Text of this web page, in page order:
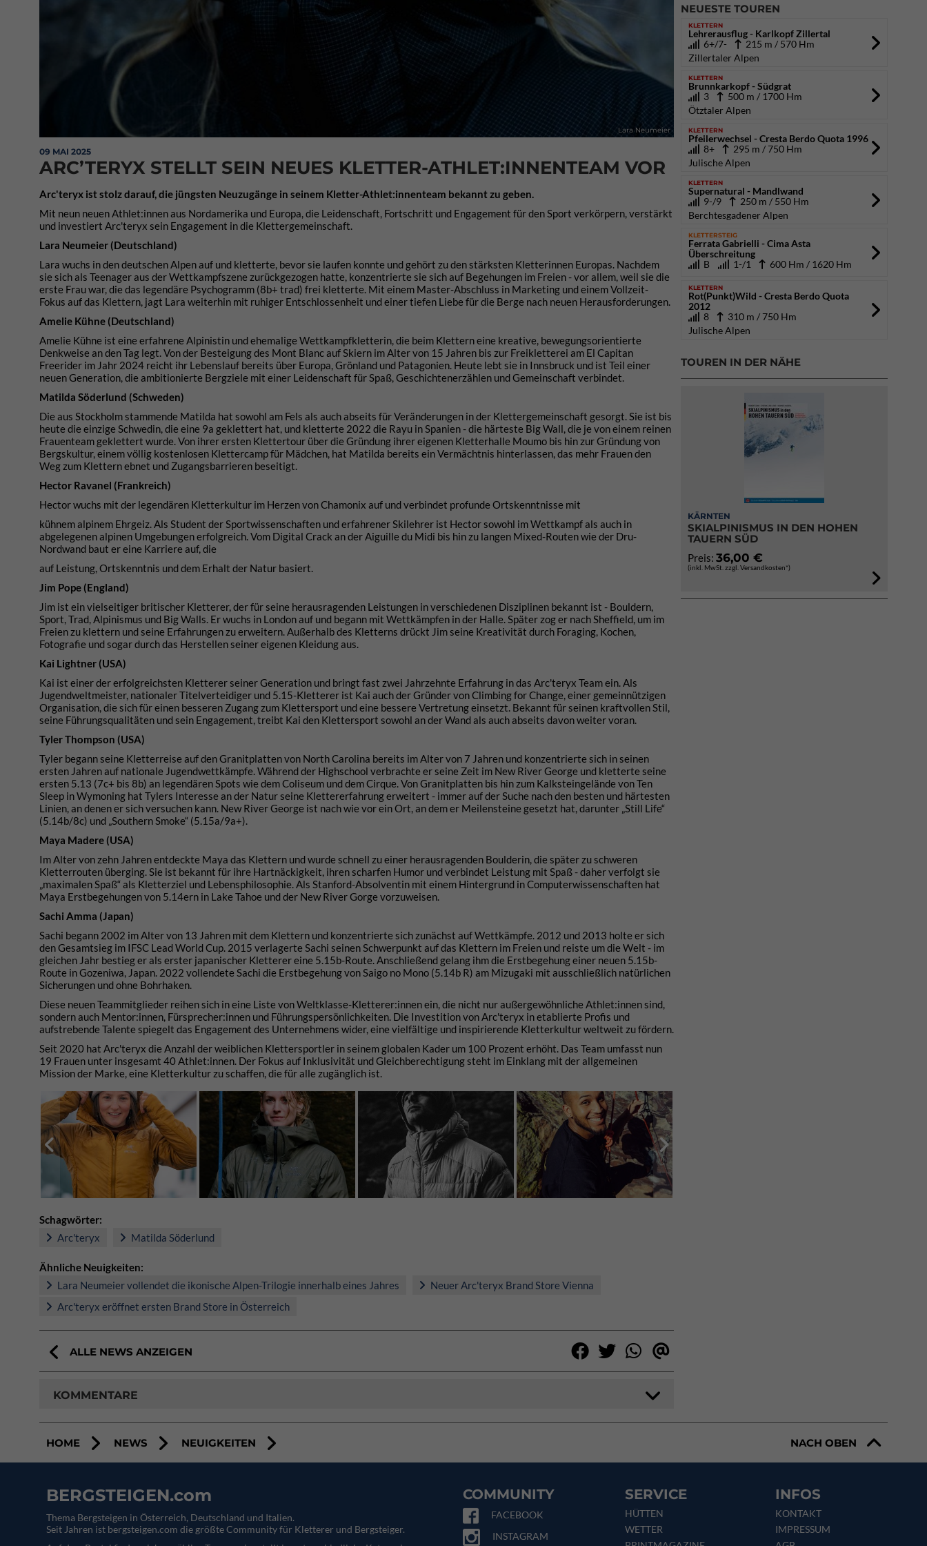
Lara Neumeier
09 MAI 2025
ARC’TERYX STELLT SEIN NEUES KLETTER-ATHLET:INNENTEAM VOR
Arc'teryx ist stolz darauf, die jüngsten Neuzugänge in seinem Kletter-Athlet:innenteam bekannt zu geben.
Mit neun neuen Athlet:innen aus Nordamerika und Europa, die Leidenschaft, Fortschritt und Engagement für den Sport verkörpern, verstärkt
und investiert Arc'teryx sein Engagement in die Klettergemeinschaft.
Lara Neumeier (Deutschland)
Lara wuchs in den deutschen Alpen auf und kletterte, bevor sie laufen konnte und gehört zu den stärksten Kletterinnen Europas. Nachdem
sie sich als Teenager aus der Wettkampfszene zurückgezogen hatte, konzentrierte sie sich auf Begehungen im Freien - vor allem, weil sie die
erste Frau war, die das legendäre Psychogramm (8b+ trad) frei kletterte. Mit einem Master-Abschluss in Marketing und einem Vollzeit-
Fokus auf das Klettern, jagt Lara weiterhin mit ruhiger Entschlossenheit und einer tiefen Liebe für die Berge nach neuen Herausforderungen.
Amelie Kühne (Deutschland)
Amelie Kühne ist eine erfahrene Alpinistin und ehemalige Wettkampfkletterin, die beim Klettern eine kreative, bewegungsorientierte
Denkweise an den Tag legt. Von der Besteigung des Mont Blanc auf Skiern im Alter von 15 Jahren bis zur Freikletterei am El Capitan
Freerider im Jahr 2024 reicht ihr Lebenslauf bereits über Europa, Grönland und Patagonien. Heute lebt sie in Innsbruck und ist Teil einer
neuen Generation, die ambitionierte Bergziele mit einer Leidenschaft für Spaß, Geschichtenerzählen und Gemeinschaft verbindet.
Matilda Söderlund (Schweden)
Die aus Stockholm stammende Matilda hat sowohl am Fels als auch abseits für Veränderungen in der Klettergemeinschaft gesorgt. Sie ist bis
heute die einzige Schwedin, die eine 9a geklettert hat, und kletterte 2022 die Rayu in Spanien - die härteste Big Wall, die je von einem reinen
Frauenteam geklettert wurde. Von ihrer ersten Klettertour über die Gründung ihrer eigenen Kletterhalle Moumo bis hin zur Gründung von
Bergskultur, einem völlig kostenlosen Klettercamp für Mädchen, hat Matilda bereits ein Vermächtnis hinterlassen, das mehr Frauen den
Weg zum Klettern ebnet und Zugangsbarrieren beseitigt.
Hector Ravanel (Frankreich)
Hector wuchs mit der legendären Kletterkultur im Herzen von Chamonix auf und verbindet profunde Ortskenntnisse mit
kühnem alpinem Ehrgeiz. Als Student der Sportwissenschaften und erfahrener Skilehrer ist Hector sowohl im Wettkampf als auch in
abgelegenen alpinen Umgebungen erfolgreich. Vom Digital Crack an der Aiguille du Midi bis hin zu langen Mixed-Routen wie der Dru-
Nordwand baut er eine Karriere auf, die
auf Leistung, Ortskenntnis und dem Erhalt der Natur basiert.
Jim Pope (England)
Jim ist ein vielseitiger britischer Kletterer, der für seine herausragenden Leistungen in verschiedenen Disziplinen bekannt ist - Bouldern,
Sport, Trad, Alpinismus und Big Walls. Er wuchs in London auf und begann mit Wettkämpfen in der Halle. Später zog er nach Sheffield, um im
Freien zu klettern und seine Erfahrungen zu erweitern. Außerhalb des Kletterns drückt Jim seine Kreativität durch Foraging, Kochen,
Fotografie und sogar durch das Herstellen seiner eigenen Kleidung aus.
Kai Lightner (USA)
Kai ist einer der erfolgreichsten Kletterer seiner Generation und bringt fast zwei Jahrzehnte Erfahrung in das Arc'teryx Team ein. Als
Jugendweltmeister, nationaler Titelverteidiger und 5.15-Kletterer ist Kai auch der Gründer von Climbing for Change, einer gemeinnützigen
Organisation, die sich für einen besseren Zugang zum Klettersport und eine bessere Vertretung einsetzt. Bekannt für seinen kraftvollen Stil,
seine Führungsqualitäten und sein Engagement, treibt Kai den Klettersport sowohl an der Wand als auch abseits davon weiter voran.
Tyler Thompson (USA)
Tyler begann seine Kletterreise auf den Granitplatten von North Carolina bereits im Alter von 7 Jahren und konzentrierte sich in seinen
ersten Jahren auf nationale Jugendwettkämpfe. Während der Highschool verbrachte er seine Zeit im New River George und kletterte seine
ersten 5.13 (7c+ bis 8b) an legendären Spots wie dem Coliseum und dem Cirque. Von Granitplatten bis hin zum Kalksteingelände von Ten
Sleep in Wymoning hat Tylers Interesse an der Natur seine Klettererfahrung erweitert - immer auf der Suche nach den besten und härtesten
Linien, an denen er sich versuchen kann. New River George ist nach wie vor ein Ort, an dem er Meilensteine gesetzt hat, darunter „Still Life“
(5.14b/8c) und „Southern Smoke“ (5.15a/9a+).
Maya Madere (USA)
Im Alter von zehn Jahren entdeckte Maya das Klettern und wurde schnell zu einer herausragenden Boulderin, die später zu schweren
Kletterrouten überging. Sie ist bekannt für ihre Hartnäckigkeit, ihren scharfen Humor und verbindet Leistung mit Spaß - daher verfolgt sie
„maximalen Spaß“ als Kletterziel und Lebensphilosophie. Als Stanford-Absolventin mit einem Hintergrund in Computerwissenschaften hat
Maya Erstbegehungen von 5.14ern in Lake Tahoe und der New River Gorge vorzuweisen.
Sachi Amma (Japan)
Sachi begann 2002 im Alter von 13 Jahren mit dem Klettern und konzentrierte sich zunächst auf Wettkämpfe. 2012 und 2013 holte er sich
den Gesamtsieg im IFSC Lead World Cup. 2015 verlagerte Sachi seinen Schwerpunkt auf das Klettern im Freien und reiste um die Welt - im
gleichen Jahr bestieg er als erster japanischer Kletterer eine 5.15b-Route. Anschließend gelang ihm die Erstbegehung einer neuen 5.15b-
Route in Gozeniwa, Japan. 2022 vollendete Sachi die Erstbegehung von Saigo no Mono (5.14b R) am Mizugaki mit ausschließlich natürlichen
Sicherungen und ohne Bohrhaken.
Diese neuen Teammitglieder reihen sich in eine Liste von Weltklasse-Kletterer:innen ein, die nicht nur außergewöhnliche Athlet:innen sind,
sondern auch Mentor:innen, Fürsprecher:innen und Führungspersönlichkeiten. Die Investition von Arc'teryx in etablierte Profis und
aufstrebende Talente spiegelt das Engagement des Unternehmens wider, eine vielfältige und inspirierende Kletterkultur weltweit zu fördern.
Seit 2020 hat Arc'teryx die Anzahl der weiblichen Klettersportler in seinem globalen Kader um 100 Prozent erhöht. Das Team umfasst nun
19 Frauen unter insgesamt 40 Athlet:innen. Der Fokus auf Inklusivität und Gleichberechtigung steht im Einklang mit der allgemeinen
Mission der Marke, eine Kletterkultur zu schaffen, die für alle zugänglich ist.
Schagwörter:
Arc'teryx
Matilda Söderlund
Ähnliche Neuigkeiten:
Lara Neumeier vollendet die ikonische Alpen-Trilogie innerhalb eines Jahres
Neuer Arc'teryx Brand Store Vienna
Arc'teryx eröffnet ersten Brand Store in Österreich
ALLE NEWS ANZEIGEN
KOMMENTARE
NEUESTE TOUREN
KLETTERN
Lehrerausflug - Karlkopf Zillertal
6+/7-
215 m / 570 Hm
Zillertaler Alpen
KLETTERN
Brunnkarkopf - Südgrat
3
500 m / 1700 Hm
Ötztaler Alpen
KLETTERN
Pfeilerwechsel - Cresta Berdo Quota 1996
8+
295 m / 750 Hm
Julische Alpen
KLETTERN
Supernatural - Mandlwand
9-/9
250 m / 550 Hm
Berchtesgadener Alpen
KLETTERSTEIG
Ferrata Gabrielli - Cima Asta
Überschreitung
B
1-/1 600 Hm / 1620 Hm
KLETTERN
Rot(Punkt)Wild - Cresta Berdo Quota
2012
8
310 m / 750 Hm
Julische Alpen
TOUREN IN DER NÄHE
KÄRNTEN
SKIALPINISMUS IN DEN HOHEN
TAUERN SÜD
Preis: 36,00 €
(inkl. MwSt. zzgl. Versandkosten*)
HOME NEWS NEUIGKEITEN NACH OBEN
BERGSTEIGEN.com
Thema Bergsteigen in Österreich, Deutschland und Italien.
Seit Jahren ist bergsteigen.com die größte Community für Kletterer und Bergsteiger.
COMMUNITY
FACEBOOK
INSTAGRAM
SERVICE
HÜTTEN
WETTER
INFOS
KONTAKT
IMPRESSUM